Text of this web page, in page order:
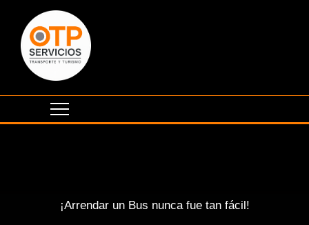
¡Arrendar un Bus nunca fue tan fácil!